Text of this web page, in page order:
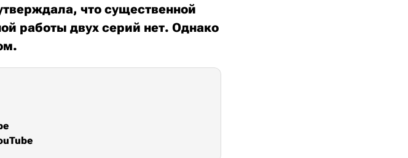
что существенной
работы двух серий нет. Однако